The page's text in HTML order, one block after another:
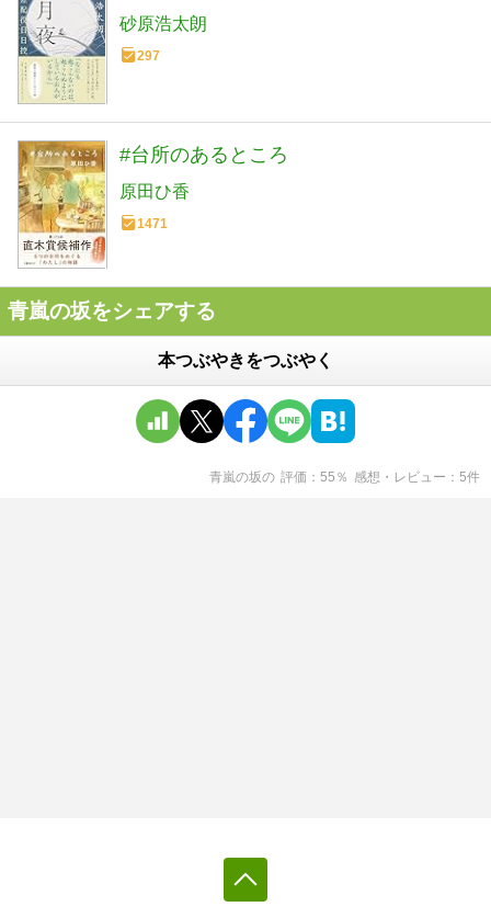
砂原浩太朗
297
#台所のあるところ
原田ひ香
1471
青嵐の坂をシェアする
本つぶやきをつぶやく
青嵐の坂の 評価 55 ％ 感想・レビュー 5件